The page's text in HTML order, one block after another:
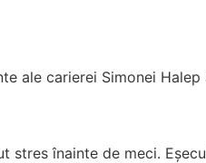
ale carierei Simonei
stres înainte de meci.